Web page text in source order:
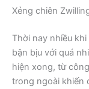
Xẻng chiên
Thời nay nhiều
bận bịu với quá
hiện xong, từ
trong ngoài khiến